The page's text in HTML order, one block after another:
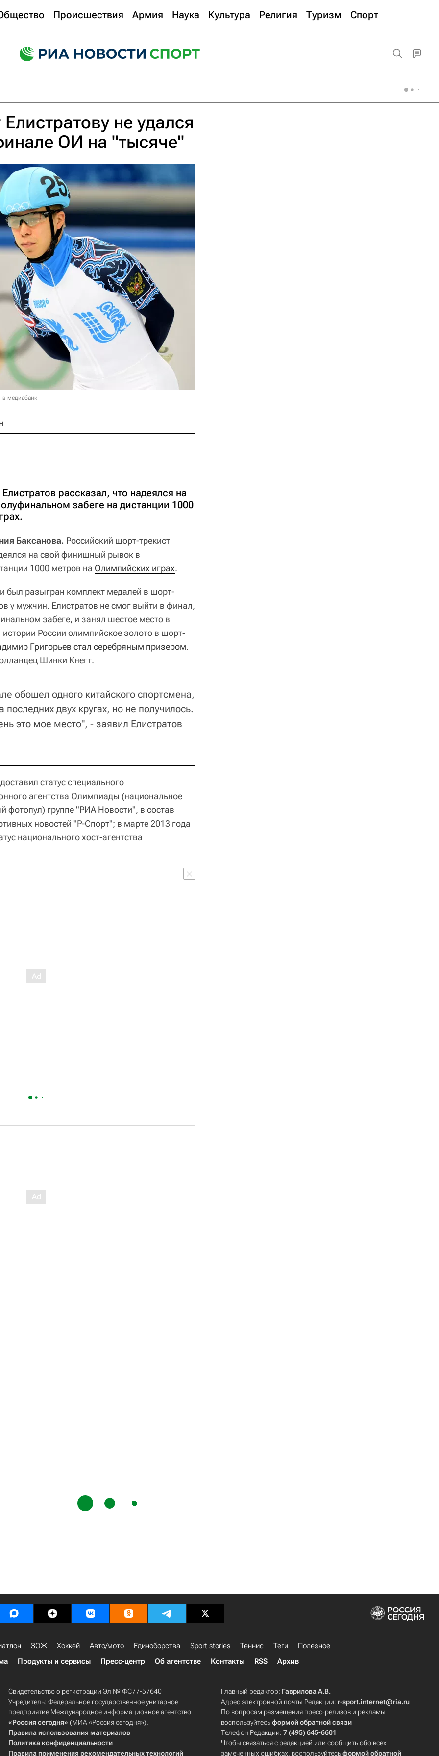
Происшествия Армия Наука Культура Религия Туризм Спорт
не удался
ОИ на "тысяче"
в медиабанк
рассказал, что надеялся на
забеге на дистанции 1000
Баксанова. Российский шорт-трекист
на свой финишный рывок в
1000 метров на Олимпийских играх.
был разыгран комплект медалей в шорт-
у мужчин. Елистратов не смог выйти в финал,
забеге, и занял шестое место в
России олимпийское золото в шорт-
Григорьев стал серебряным призером.
Шинки Кнегт.
обошел одного китайского спортсмена,
последних двух кругах, но не получилось.
это мое место", - заявил Елистратов
статус специального
агентства Олимпиады (национальное
фотопул) группе "РИА Новости", в состав
новостей "Р-Спорт"; в марте 2013 года
национального хост-агентства
ЗОЖ Хоккей Авто/мото Единоборства Sport stories Теннис Теги
Полезное
Продукты и сервисы Пресс-центр Об агентстве Контакты RSS Архив
Свидетельство о регистрации Эл № ФС77-57640
Учредитель: Федеральное государственное унитарное
предприятие Международное информационное агентство
«Россия сегодня» (МИА «Россия сегодня»).
Правила использования материалов
Политика конфиденциальности
Правила применения рекомендательных технологий
Главный редактор: Гаврилова А.В.
Адрес электронной почты Редакции: r-sport.internet@ria.ru
По вопросам размещения пресс-релизов и рекламы
воспользуйтесьформой обратной связи
Телефон Редакции:7 (495) 645-6601
Чтобы связаться с редакцией или сообщить обо всех
замеченных ошибках, воспользуйтесьформой обратной